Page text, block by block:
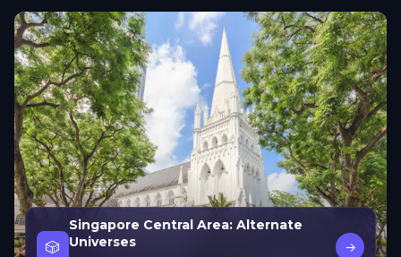
🎲
Singapore Central Area: Alternate
Universes
→